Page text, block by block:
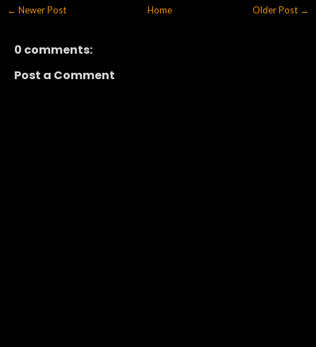
← Newer Post Older Post →
Home
0 comments:
Post a Comment